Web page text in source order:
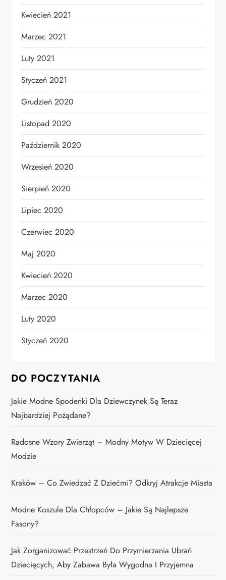
Kwiecień 2021
Marzec 2021
Luty 2021
Styczeń 2021
Grudzień 2020
Listopad 2020
Październik 2020
Wrzesień 2020
Sierpień 2020
Lipiec 2020
Czerwiec 2020
Maj 2020
Kwiecień 2020
Marzec 2020
Luty 2020
Styczeń 2020
DO POCZYTANIA
Jakie Modne Spodenki Dla Dziewczynek Są Teraz
Najbardziej Pożądane?
Radosne Wzory Zwierząt – Modny Motyw W Dziecięcej
Modzie
Kraków – Co Zwiedzać Z Dziećmi? Odkryj Atrakcje Miasta
Modne Koszule Dla Chłopców – Jakie Są Najlepsze
Fasony?
Jak Zorganizować Przestrzeń Do Przymierzania Ubrań
Dziecięcych, Aby Zabawa Była Wygodna I Przyjemna